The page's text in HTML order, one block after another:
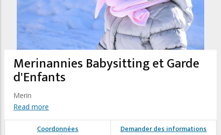
Merinannies Babysitting et Garde
d'Enfants
Merin
Read more
Coordonnées Demander des informations